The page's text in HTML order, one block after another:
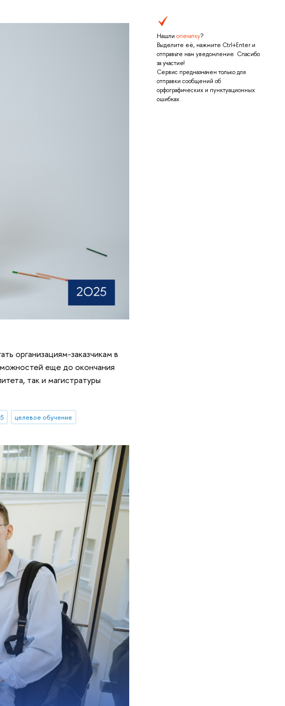
Нашли опечатку?
Выделите её, нажмите Ctrl+Enter и
отправьте нам уведомление. Спасибо
за участие!
Сервис предназначен только для
отправки сообщений об
орфографических и пунктуационных
ошибках.
организациям-заказчикам в
еще до окончания
так и магистратуры
целевое обучение